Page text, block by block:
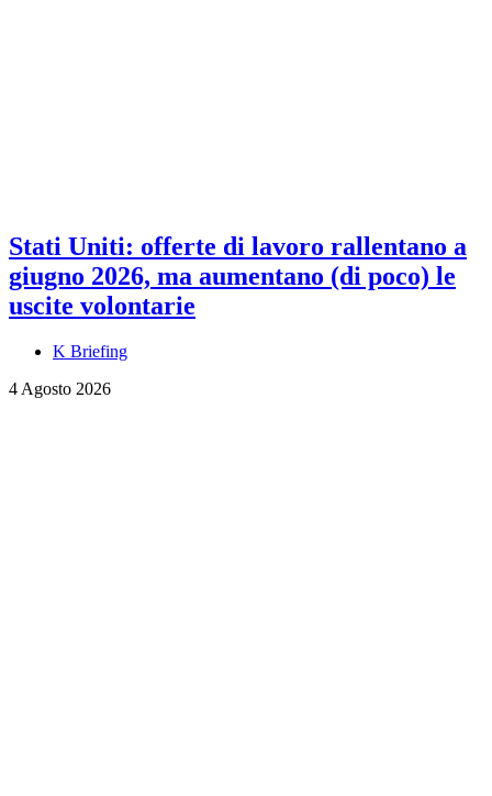
Stati Uniti: offerte di lavoro rallentano a
giugno 2026, ma aumentano (di poco) le
uscite volontarie
K Briefing
4 Agosto 2026